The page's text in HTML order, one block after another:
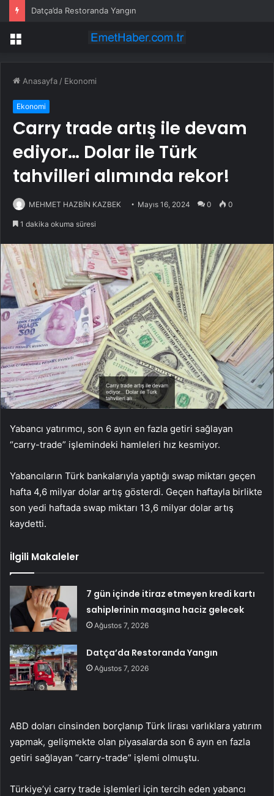
Datça’da Restoranda Yangın
Menü
Anasayfa / Ekonomi
Ekonomi
Carry trade artış ile devam
ediyor… Dolar ile Türk
tahvilleri alımında rekor!
MEHMET HAZBİN KAZBEK Mayıs 16, 2024 0 0
1 dakika okuma süresi
Yabancı yatırımcı, son 6 ayın en fazla getiri sağlayan
“carry-trade” işlemindeki hamleleri hız kesmiyor.
Yabancıların Türk bankalarıyla yaptığı swap miktarı geçen
hafta 4,6 milyar dolar artış gösterdi. Geçen haftayla birlikte
son yedi haftada swap miktarı 13,6 milyar dolar artış
kaydetti.
İlgili Makaleler
7 gün içinde itiraz etmeyen kredi kartı
sahiplerinin maaşına haciz gelecek
Ağustos 7, 2026
Datça’da Restoranda Yangın
Ağustos 7, 2026
ABD doları cinsinden borçlanıp Türk lirası varlıklara yatırım
yapmak, gelişmekte olan piyasalarda son 6 ayın en fazla
getiri sağlayan “carry-trade” işlemi olmuştu.
Türkiye’yi carry trade işlemleri için tercih eden yabancı